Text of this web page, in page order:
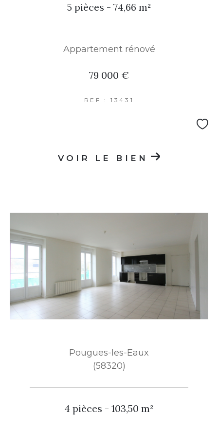
5 pièces - 74,66 m²
Appartement rénové
79 000 €
REF : 13431
VOIR LE BIEN
Pougues-les-Eaux
(58320)
4 pièces - 103,50 m²